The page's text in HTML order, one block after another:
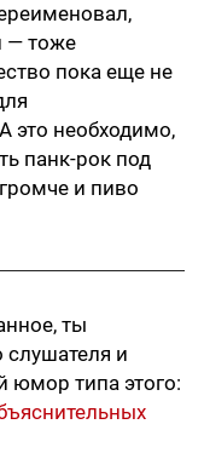
— тоже
пока еще не
это необходимо,
панк-рок под
и пиво
ты
и
юмор типа этого: